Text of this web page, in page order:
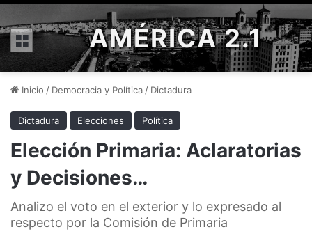
Menú AMÉRICA 2.1
Inicio / Democracia y Política / Dictadura
Dictadura Elecciones Política
Elección Primaria: Aclaratorias
y Decisiones…
Analizo el voto en el exterior y lo expresado al
respecto por la Comisión de Primaria